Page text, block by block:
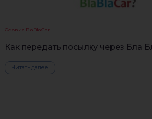
Сервис BlaBlaCar
Как передать посылку через Бла
Читать далее